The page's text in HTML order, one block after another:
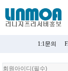
1:1문의
회